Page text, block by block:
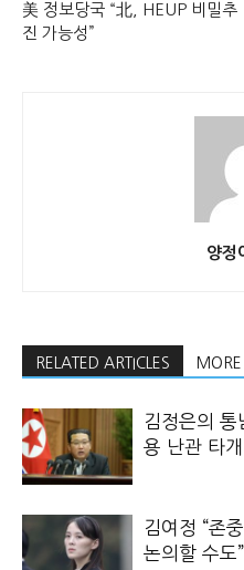
美 정보당국 “北, HEUP 비밀추
진 가능성”
양정
RELATED ARTICLES
김정은의
용 난관 타
김여정 “존
논의할 수도”